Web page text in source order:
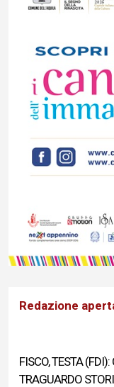
Redazione
FISCO, TESTA
TRAGUARDO